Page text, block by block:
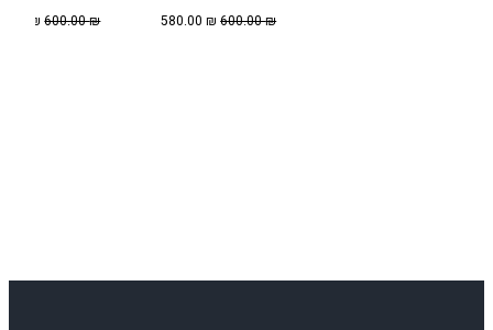
600.00₪
המחיר
580.00₪
המחיר
600.00₪
המחיר₪